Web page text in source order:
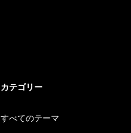
カテゴリー
すべてのテーマ